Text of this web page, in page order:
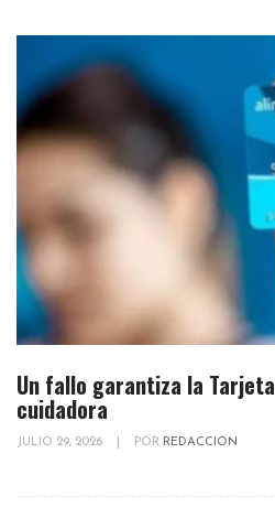
Un fallo garantiza la
cuidadora
JULIO 29, 2026 POR REDACCION